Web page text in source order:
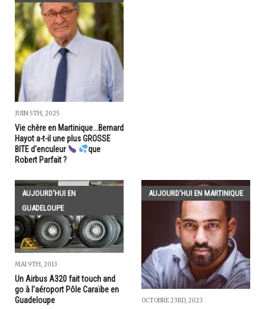
JUIN 5TH, 2025
Vie chère en Martinique...Bernard
Hayot a-t-il une plus GROSSE
BITE d'enculeur
que
Robert Parfait ?
AUJOURD'HUI EN
GUADELOUPE
MAI 9TH, 2013
Un Airbus A320 fait touch and
go à l'aéroport Pôle Caraïbe en
Guadeloupe
AUJOURD'HUI EN MARTINIQUE
OCTOBRE 23RD, 2023